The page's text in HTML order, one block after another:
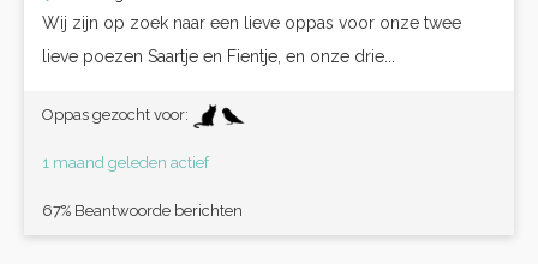
Wij zijn op zoek naar een lieve oppas voor onze twee
lieve poezen Saartje en Fientje, en onze drie...
Oppas gezocht voor:
1 maand geleden actief
67% Beantwoorde berichten